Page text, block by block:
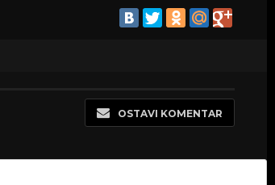
OSTAVI KOMENTAR